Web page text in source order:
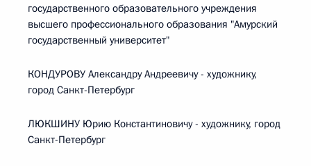
государственного образовательного учреждения
высшего профессионального образования "Амурский
государственный университет"
КОНДУРОВУ Александру Андреевичу - художнику,
город Санкт-Петербург
ЛЮКШИНУ Юрию Константиновичу - художнику, город
Санкт-Петербург